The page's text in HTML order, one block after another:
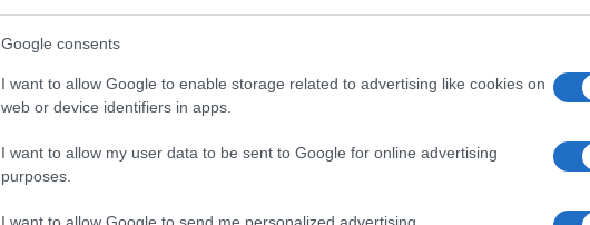
Google consents
I want to allow Google to enable storage related to advertising like cookies on
web or device identifiers in apps.
I want to allow my user data to be sent to Google for online advertising
purposes.
I want to allow Google to send me personalized advertising.